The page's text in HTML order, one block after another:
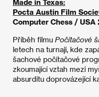
Made in Texas:
Pocta Austin Film
Computer Chess / USA
Příběh filmu Počítačové
letech na turnaji, kde
šachové počítačové
zkoumající vztah mezi
absurditu doprovázející